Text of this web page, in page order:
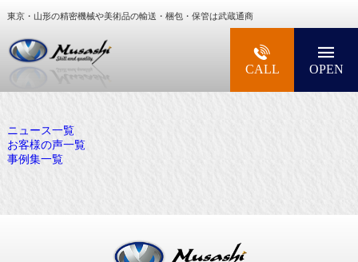
東京・山形の精密機械や美術品の輸送・梱包・保管は武蔵通商
大型精密機械・美術品・高級楽器の梱包・輸送
CALL OPEN
ニュース一覧
お客様の声一覧
事例集一覧